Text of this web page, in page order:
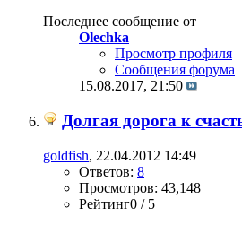
Последнее сообщение от
Olechka
Просмотр профиля
Сообщения форума
15.08.2017, 21:50
Долгая дорога к
goldfish, 22.04.2012 14:49
Ответов: 8
Просмотров: 43,148
Рейтинг0 / 5